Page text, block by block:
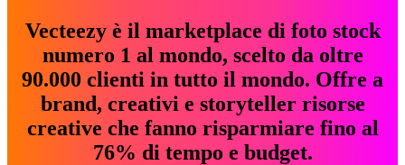
Vecteezy è il marketplace di foto stock
numero 1 al mondo, scelto da oltre
90.000 clienti in tutto il mondo. Offre a
brand, creativi e storyteller risorse
creative che fanno risparmiare fino al
76% di tempo e budget.